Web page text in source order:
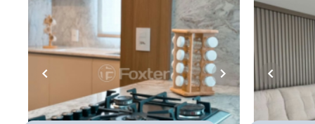
Apartamento • Empreendimento
Jose Milton Lopes, 839 - Capão Da
Canoa/RS
Rua Jose Milton Lopes,Zona Nova,
Capão da Canoa
Jose
Canoa/RS
Rua Jose
Capão da